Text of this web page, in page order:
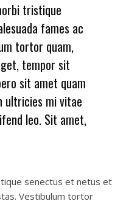
tristique
fames ac
tortor quam,
tempor sit
sit amet quam
ultricies mi vitae
leo. Sit amet,
senectus et netus et
Vestibulum tortor